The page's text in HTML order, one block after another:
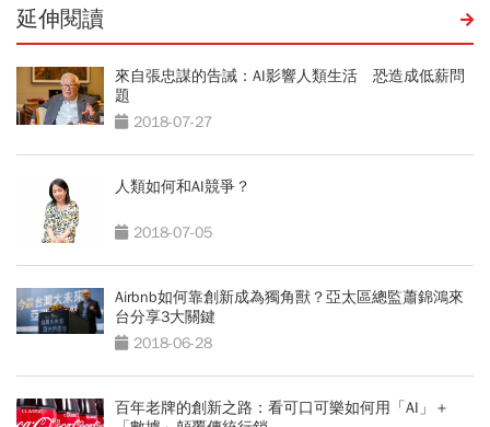
延伸閱讀
來自張忠謀的告誡：AI影響人類生活 恐造成低薪問
題
2018-07-27
人類如何和AI競爭？
2018-07-05
Airbnb如何靠創新成為獨角獸？亞太區總監蕭錦鴻來
台分享3大關鍵
2018-06-28
百年老牌的創新之路：看可口可樂如何用「AI」＋